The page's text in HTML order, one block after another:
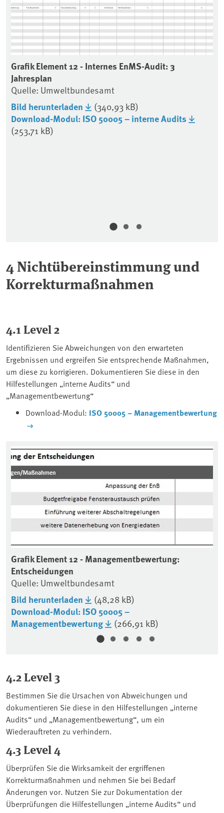
Grafik Element 12 - Internes EnMS-Audit: 3
Jahresplan
Quelle: Umweltbundesamt
Bild herunterladen (340,93 kB)
Download-Modul: ISO 50005 – interne Audits
(253,71 kB)
4 Nichtübereinstimmung und
Korrekturmaßnahmen
4.1 Level 2
Identifizieren Sie Abweichungen von den erwarteten
Ergebnissen und ergreifen Sie entsprechende Maßnahmen,
um diese zu korrigieren. Dokumentieren Sie diese in den
Hilfestellungen „interne Audits“ und
„Managementbewertung“
Download-Modul: ISO 50005 – Managementbewertung
Grafik Element 12 - Managementbewertung:
Entscheidungen
Quelle: Umweltbundesamt
Bild herunterladen (48,28 kB)
Download-Modul: ISO 50005 –
Managementbewertung
(266,91 kB)
4.2 Level 3
Bestimmen Sie die Ursachen von Abweichungen und
dokumentieren Sie diese in den Hilfestellungen „interne
Audits“ und „Managementbewertung“, um ein
Wiederauftreten zu verhindern.
4.3 Level 4
Überprüfen Sie die Wirksamkeit der ergriffenen
Korrekturmaßnahmen und nehmen Sie bei Bedarf
Änderungen vor. Nutzen Sie zur Dokumentation der
Überprüfungen die Hilfestellungen „interne Audits“ und